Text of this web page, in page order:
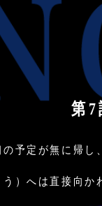
第7
予定が無に帰
）へは直接向